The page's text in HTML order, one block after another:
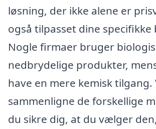
løsning, der ikke alene er
også tilpasset dine specifikke
Nogle firmaer bruger
nedbrydelige produkter,
have en mere kemisk tilgang.
sammenligne de forskellige
du sikre dig, at du vælger